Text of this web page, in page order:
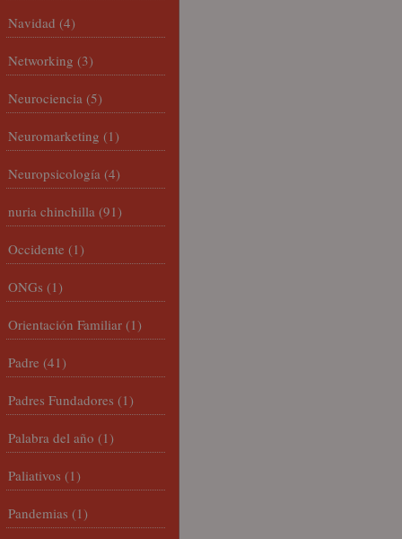
Navidad (4)
Networking (3)
Neurociencia (5)
Neuromarketing (1)
Neuropsicología (4)
nuria chinchilla (91)
Occidente (1)
ONGs (1)
Orientación Familiar (1)
Padre (41)
Padres Fundadores (1)
Palabra del año (1)
Paliativos (1)
Pandemias (1)